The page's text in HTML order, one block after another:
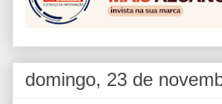
domingo, 23 de